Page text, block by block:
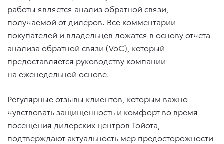
работы является анализ обратной связи,
получаемой от дилеров. Все комментарии
покупателей и владельцев ложатся в основу отчета
анализа обратной связи (VoC), который
предоставляется руководству компании
на еженедельной основе.
Регулярные отзывы клиентов, которым важно
чувствовать защищенность и комфорт во время
посещения дилерских центров Тойота,
подтверждают актуальность мер предосторожности